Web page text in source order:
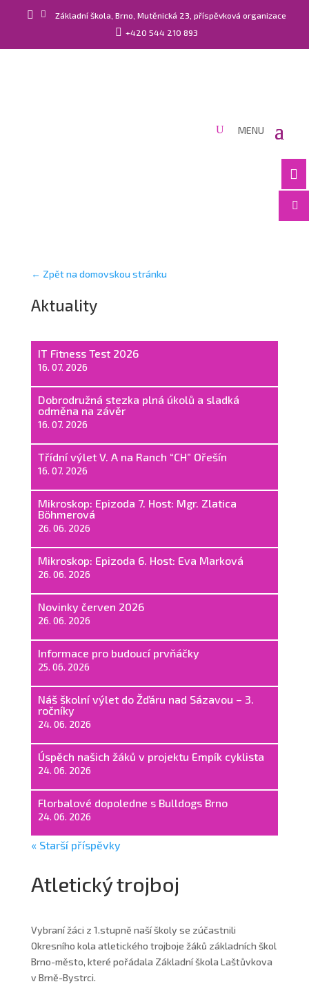
  Základní škola, Brno, Mutěnická 23, příspěvková organizace
 +420 544 210 893


← Zpět na domovskou stránku
Aktuality
IT Fitness Test 2026
16. 07. 2026
Dobrodružná stezka plná úkolů a sladká
odměna na závěr
16. 07. 2026
Třídní výlet V. A na Ranch “CH” Ořešín
16. 07. 2026
Mikroskop: Epizoda 7. Host: Mgr. Zlatica
Böhmerová
26. 06. 2026
Mikroskop: Epizoda 6. Host: Eva Marková
26. 06. 2026
Novinky červen 2026
26. 06. 2026
Informace pro budoucí prvňáčky
25. 06. 2026
Náš školní výlet do Žďáru nad Sázavou – 3.
ročníky
24. 06. 2026
Úspěch našich žáků v projektu Empík cyklista
24. 06. 2026
Florbalové dopoledne s Bulldogs Brno
24. 06. 2026
« Starší příspěvky
Atletický trojboj
Vybraní žáci z 1.stupně naší školy se zúčastnili
Okresního kola atletického trojboje žáků základních škol
Brno-město, které pořádala Základní škola Laštůvkova
v Brně-Bystrci.